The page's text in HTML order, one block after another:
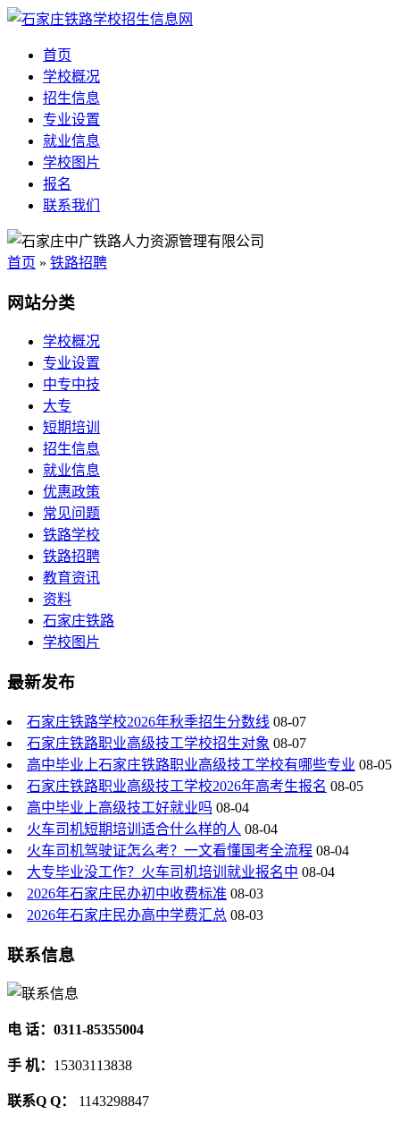
首页
学校概况
招生信息
专业设置
就业信息
学校图片
报名
联系我们
首页 » 铁路招聘
网站分类
学校概况
专业设置
中专中技
大专
短期培训
招生信息
就业信息
优惠政策
常见问题
铁路学校
铁路招聘
教育资讯
资料
石家庄铁路
学校图片
最新发布
石家庄铁路学校2026年秋季招生分数线 08-07
石家庄铁路职业高级技工学校招生对象 08-07
高中毕业上石家庄铁路职业高级技工学校有哪些专业 08-05
石家庄铁路职业高级技工学校2026年高考生报名 08-05
高中毕业上高级技工好就业吗 08-04
火车司机短期培训适合什么样的人 08-04
火车司机驾驶证怎么考？一文看懂国考全流程 08-04
大专毕业没工作？火车司机培训就业报名中 08-04
2026年石家庄民办初中收费标准 08-03
2026年石家庄民办高中学费汇总 08-03
联系信息
电 话：0311-85355004
手 机： 15303113838
联系Q Q： 1143298847